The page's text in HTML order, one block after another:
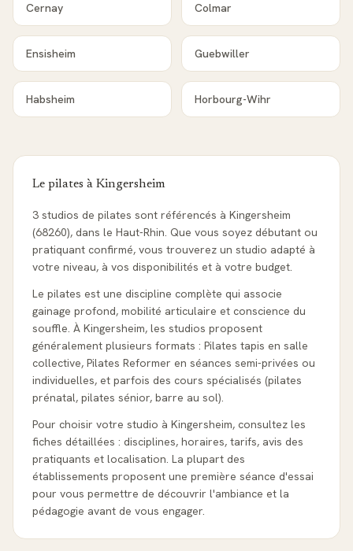
Cernay Colmar
Ensisheim Guebwiller
Habsheim Horbourg-Wihr
Le pilates à Kingersheim
3 studios de pilates sont référencés à Kingersheim
(68260), dans le Haut-Rhin. Que vous soyez débutant ou
pratiquant confirmé, vous trouverez un studio adapté à
votre niveau, à vos disponibilités et à votre budget.
Le pilates est une discipline complète qui associe
gainage profond, mobilité articulaire et conscience du
souffle. À Kingersheim, les studios proposent
généralement plusieurs formats : Pilates tapis en salle
collective, Pilates Reformer en séances semi-privées ou
individuelles, et parfois des cours spécialisés (pilates
prénatal, pilates sénior, barre au sol).
Pour choisir votre studio à Kingersheim, consultez les
fiches détaillées : disciplines, horaires, tarifs, avis des
pratiquants et localisation. La plupart des
établissements proposent une première séance d'essai
pour vous permettre de découvrir l'ambiance et la
pédagogie avant de vous engager.